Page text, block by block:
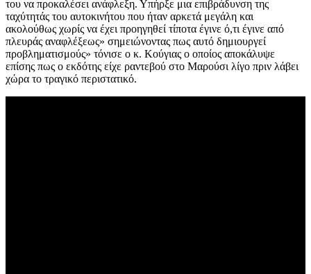
του να προκαλέσει ανάφλεξη. Υπήρξε μια επιβράδυνση της
ταχύτητάς του αυτοκινήτου που ήταν αρκετά μεγάλη και
ακολούθως χωρίς να έχει προηγηθεί τίποτα έγινε ό,τι έγινε από
πλευράς αναφλέξεως» σημειώνοντας πως αυτό δημιουργεί
προβληματισμούς» τόνισε ο κ. Κούγιας ο οποίος αποκάλυψε
επίσης πως ο εκδότης είχε ραντεβού στο Μαρούσι λίγο πριν λάβει
χώρα το τραγικό περιστατικό.